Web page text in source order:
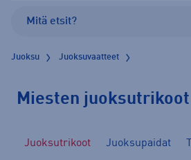
Juoksu Juoksuvaatteet
Miesten juoksutrikoot
Juoksutrikoot Juoksupaidat